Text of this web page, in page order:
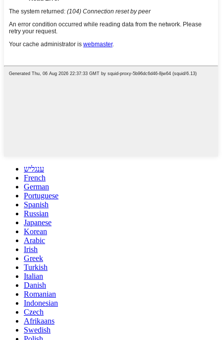
ענגליש
French
German
Portuguese
Spanish
Russian
Japanese
Korean
Arabic
Irish
Greek
Turkish
Italian
Danish
Romanian
Indonesian
Czech
Afrikaans
Swedish